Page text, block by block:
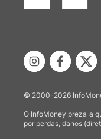
© 2000-2026
O InfoMoney preza a
por perdas, danos